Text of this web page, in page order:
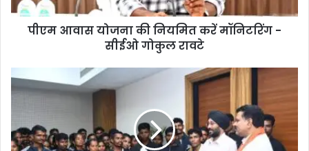
सीईओ
गोकुलपीएम आवास योजना की नियमित करें मॉनिटरिंग -
सीईओ गोकुल रावटे
गति
देना